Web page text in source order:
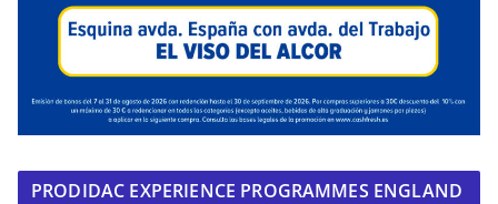
PRODIDAC EXPERIENCE PROGRAMMES ENGLAND